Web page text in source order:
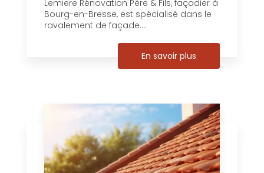
Lemiere Rénovation Père & Fils, façadier à
Bourg-en-Bresse, est spécialisé dans le
ravalement de façade....
En savoir plus